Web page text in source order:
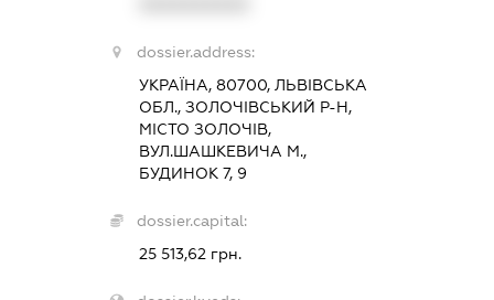
dossier.address:
УКРАЇНА, 80700, ЛЬВІВСЬКА
ОБЛ., ЗОЛОЧІВСЬКИЙ Р-Н,
МІСТО ЗОЛОЧІВ,
ВУЛ.ШАШКЕВИЧА М.,
БУДИНОК 7, 9
dossier.capital:
25 513,62 грн.